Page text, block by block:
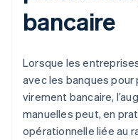
bancaire
Lorsque les
avec les banques
virement bancaire,
manuelles peut, en
opérationnelle liée au